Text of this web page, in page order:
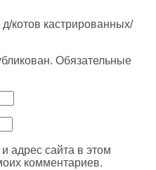
котов кастрированных/
Обязательные
адрес сайта в этом
комментариев.